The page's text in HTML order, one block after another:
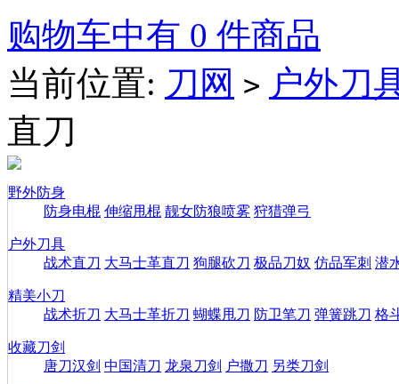
购物车中有 0 件商品
当前位置: 刀网 > 户外刀
直刀
野外防身
防身电棍 伸缩甩棍 靓女防狼喷雾 狩猎弹弓
户外刀具
战术直刀 大马士革直刀 狗腿砍刀 极品刀奴 仿品军刺 潜
精美小刀
战术折刀 大马士革折刀 蝴蝶甩刀 防卫笔刀 弹簧跳刀 格
收藏刀剑
唐刀汉剑 中国清刀 龙泉刀剑 户撒刀 另类刀剑